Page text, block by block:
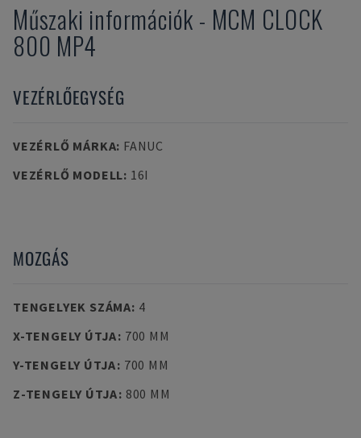
Műszaki információk - MCM CLOCK
800 MP4
VEZÉRLŐEGYSÉG
VEZÉRLŐ MÁRKA: FANUC
VEZÉRLŐ MODELL: 16I
MOZGÁS
TENGELYEK SZÁMA: 4
X-TENGELY ÚTJA: 700 MM
Y-TENGELY ÚTJA: 700 MM
Z-TENGELY ÚTJA: 800 MM